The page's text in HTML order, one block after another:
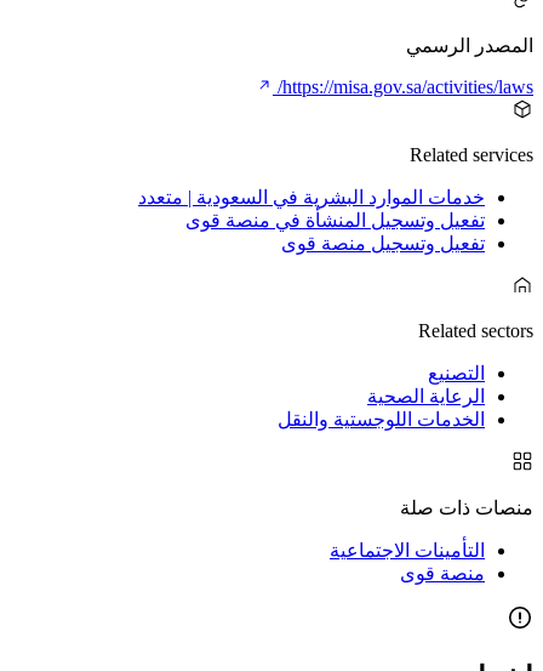
المصدر الرسمي
https://misa.gov.sa/activities/laws/
Related services
خدمات الموارد البشرية في السعودية | متعدد
تفعيل وتسجيل المنشأة في منصة قوى
تفعيل وتسجيل منصة قوى
Related sectors
التصنيع
الرعاية الصحية
الخدمات اللوجستية والنقل
منصات ذات صلة
التأمينات الاجتماعية
منصة قوى